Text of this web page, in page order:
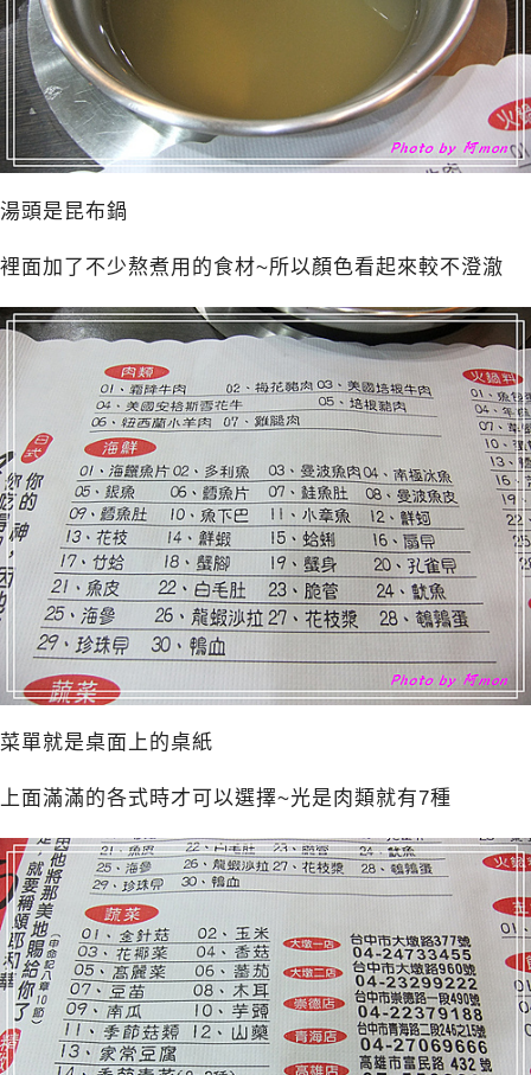
湯頭是昆布鍋
裡面加了不少熬煮用的食材~所以顏色看起來較不澄澈
菜單就是桌面上的桌紙
上面滿滿的各式時才可以選擇~光是肉類就有7種